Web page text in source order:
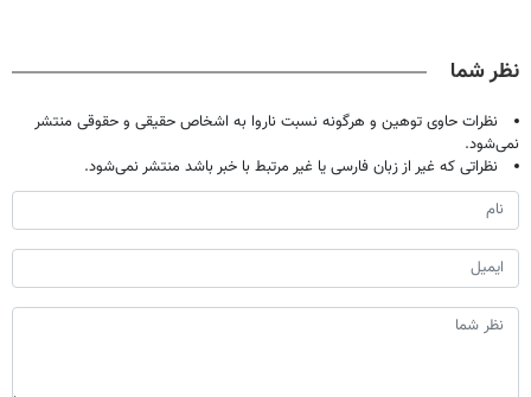
نظر شما
نظرات حاوی توهین و هرگونه نسبت ناروا به اشخاص حقیقی و حقوقی منتشر
نمی‌شود.
نظراتی که غیر از زبان فارسی یا غیر مرتبط با خبر باشد منتشر نمی‌شود.